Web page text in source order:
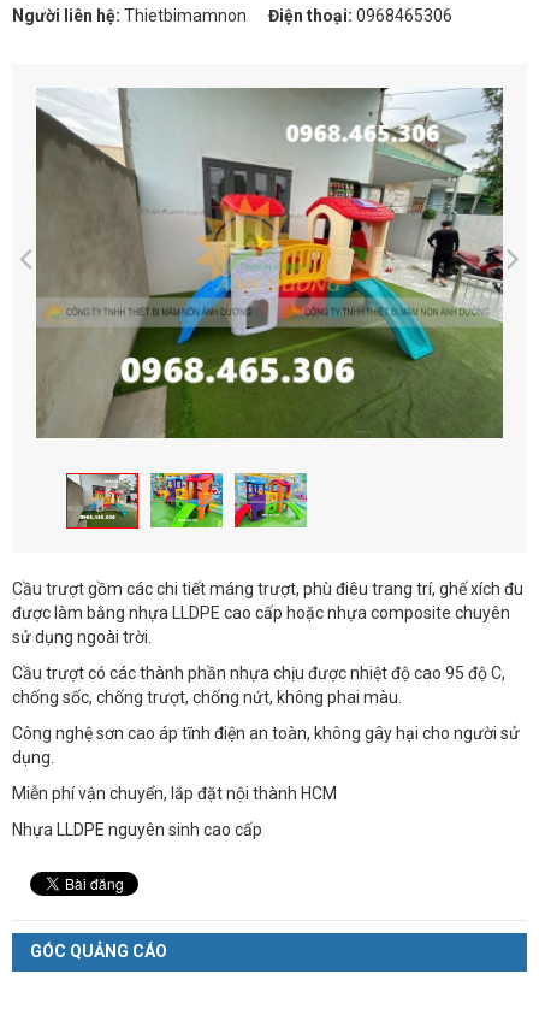
Người liên hệ: Thietbimamnon Điện thoại: 0968465306
Cầu trượt gồm các chi tiết máng trượt, phù điêu trang trí, ghế xích đu
được làm bằng nhựa LLDPE cao cấp hoặc nhựa composite chuyên
sử dụng ngoài trời.
Cầu trượt có các thành phần nhựa chịu được nhiệt độ cao 95 độ C,
chống sốc, chống trượt, chống nứt, không phai màu.
Công nghệ sơn cao áp tĩnh điện an toàn, không gây hại cho người sử
dụng.
Miễn phí vận chuyển, lắp đặt nội thành HCM
Nhựa LLDPE nguyên sinh cao cấp
GÓC QUẢNG CÁO